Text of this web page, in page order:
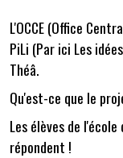
L'OCCE (Office
PiLi (Par ici Les
Théâ.
Qu'est-ce que le
Les élèves de
répondent !